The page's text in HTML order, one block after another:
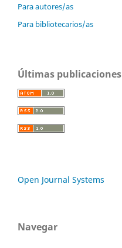
Para autores/as
Para bibliotecarios/as
Últimas publicaciones
Open Journal Systems
Navegar